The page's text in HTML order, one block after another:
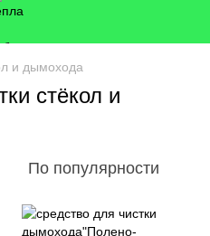
и дымохода
стёкол и
По популярности